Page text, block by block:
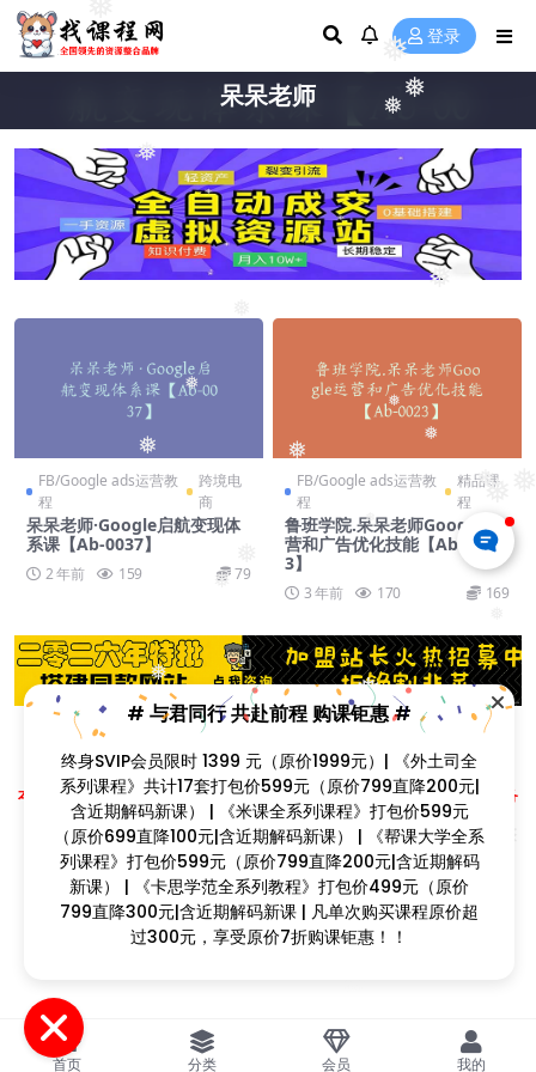
❅
❅
❅
❅
❅
❅
❅
❅
❅
❅
❅
❅
❅
❅
❅
❅
❅
❅
❅
❅
❅
❅
❅
❅ 登录
呆呆老师
FB/Google ads运营教
程
跨境电
商
呆呆老师·Google启航变现体
系课【Ab-0037】
2 年前 159 79
FB/Google ads运营教
程
精品课
程
鲁班学院.呆呆老师Google运
营和广告优化技能【Ab-002
3】
3 年前 170 169
Copyright © 2023找课程网- All rights reserved
本站支持课程资源互换，优质课程资源互换请联系微信在线客服：zkcw598 (备
注：课程互换)
闽ICP备2022077749号
首页 分类 会员 我的
# 与君同行 共赴前程 购课钜惠 #
终身SVIP会员限时 1399 元（原价1999元）| 《外土司全
系列课程》共计17套打包价599元（原价799直降200元|
含近期解码新课） | 《米课全系列课程》打包价599元（原
价699直降100元|含近期解码新课） | 《帮课大学全系列课
程》打包价599元（原价799直降200元|含近期解码新
课） | 《卡思学范全系列教程》打包价499元（原价799直
降300元|含近期解码新课 | 凡单次购买课程原价超过300
元，享受原价7折购课钜惠！！